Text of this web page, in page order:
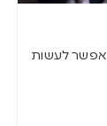
אפשר לעשות